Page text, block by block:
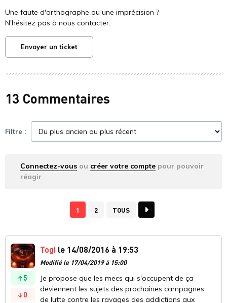
Une faute d'orthographe ou une imprécision ?
N'hésitez pas à nous contacter.
Envoyer un ticket
13 Commentaires
Filtre :
Connectez-vous ou créer votre compte pour pouvoir
réagir
1 2 TOUS
5
0
Togi le 14/08/2016 à 19:53
Modifié le 17/04/2019 à 15:00
Je propose que les mecs qui s'occupent de ça
deviennent les sujets des prochaines campagnes
de lutte contre les ravages des addictions aux